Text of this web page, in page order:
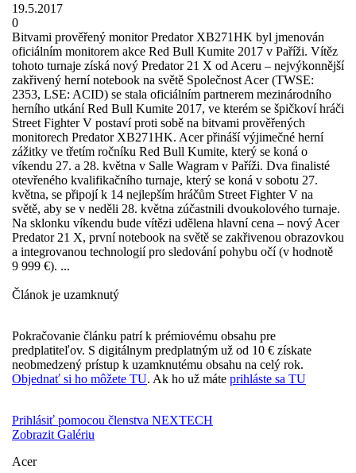
19.5.2017
0
Bitvami prověřený monitor Predator XB271HK byl jmenován
oficiálním monitorem akce Red Bull Kumite 2017 v Paříži. Vítěz
tohoto turnaje získá nový Predator 21 X od Aceru – nejvýkonnější
zakřivený herní notebook na světě Společnost Acer (TWSE:
2353, LSE: ACID) se stala oficiálním partnerem mezinárodního
herního utkání Red Bull Kumite 2017, ve kterém se špičkoví hráči
Street Fighter V postaví proti sobě na bitvami prověřených
monitorech Predator XB271HK. Acer přináší výjimečné herní
zážitky ve třetím ročníku Red Bull Kumite, který se koná o
víkendu 27. a 28. května v Salle Wagram v Paříži. Dva finalisté
otevřeného kvalifikačního turnaje, který se koná v sobotu 27.
května, se připojí k 14 nejlepším hráčům Street Fighter V na
světě, aby se v neděli 28. května zúčastnili dvoukolového turnaje.
Na sklonku víkendu bude vítězi udělena hlavní cena – nový Acer
Predator 21 X, první notebook na světě se zakřivenou obrazovkou
a integrovanou technologií pro sledování pohybu očí (v hodnotě
9 999 €). ...
Článok je uzamknutý
Pokračovanie článku patrí k prémiovému obsahu pre
predplatiteľov. S digitálnym predplatným už od 10 € získate
neobmedzený prístup k uzamknutému obsahu na celý rok.
Objednať si ho môžete TU. Ak ho už máte prihláste sa TU
Prihlásiť pomocou členstva NEXTECH
Zobrazit Galériu
Acer